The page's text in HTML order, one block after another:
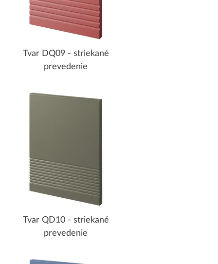
Tvar DQ09 - striekané
prevedenie
Tvar QD10 - striekané
prevedenie